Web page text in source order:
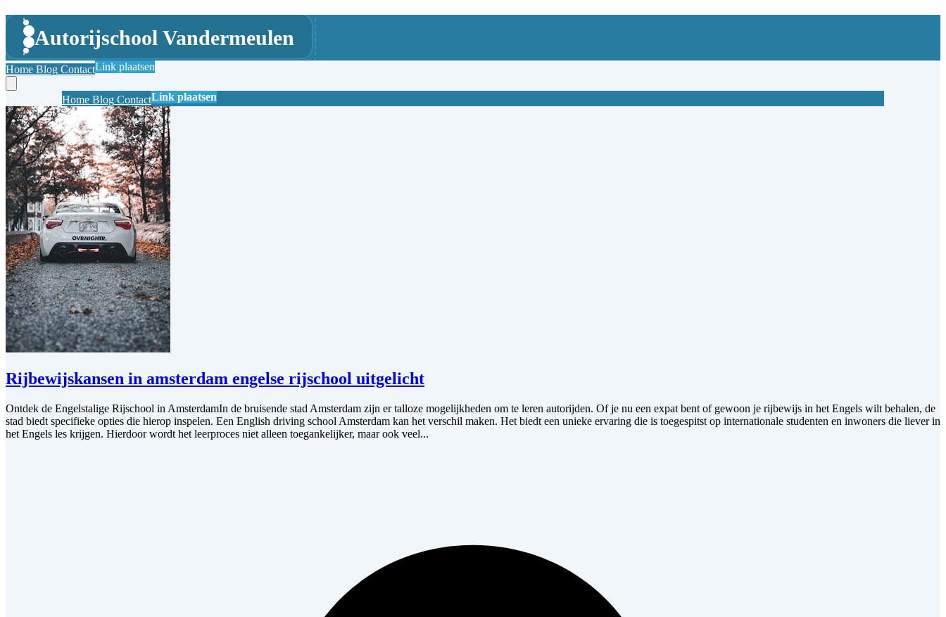
Autorijschool Vandermeulen
Home Blog ContactLink plaatsen
HomeBlogContactLink plaatsen
Rijbewijskansen in amsterdam engelse rijschool uitgelicht
Ontdek de Engelstalige Rijschool in AmsterdamIn de bruisende stad Amsterdam zijn er talloze mogelijkheden om te leren autorijden. Of je nu een expat bent of gewoon je rijbewijs in het Engels wilt behalen, de
stad biedt specifieke opties die hierop inspelen. Een English driving school Amsterdam kan het verschil maken. Het biedt een unieke ervaring die is toegespitst op internationale studenten en inwoners die liever in
het Engels les krijgen. Hierdoor wordt het leerproces niet alleen toegankelijker, maar ook veel...